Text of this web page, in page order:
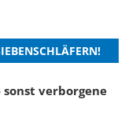
verborgene